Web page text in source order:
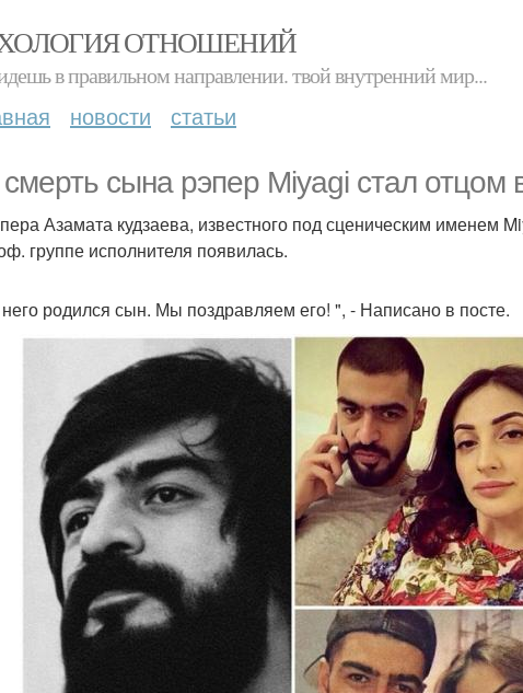
ОТНОШЕНИЙ
в правильном направлении. твой внутренний мир...
новости статьи
сына рэпер Miyagi стал отцом
Азамата кудзаева, известного под сценическим именем
группе исполнителя появилась.
родился сын. Мы поздравляем его! ", - Написано в посте.